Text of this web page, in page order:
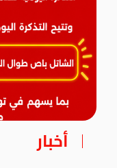
أخبار